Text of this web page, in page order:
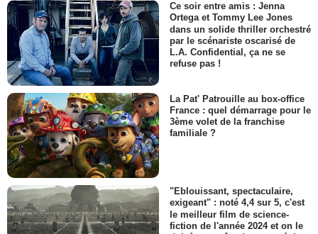
Ce soir entre amis : Jenna
Ortega et Tommy Lee Jones
dans un solide thriller orchestré
par le scénariste oscarisé de
L.A. Confidential, ça ne se
refuse pas !
La Pat' Patrouille au box-office
France : quel démarrage pour le
3ème volet de la franchise
familiale ?
"Eblouissant, spectaculaire,
exigeant" : noté 4,4 sur 5, c'est
le meilleur film de science-
fiction de l'année 2024 et on le